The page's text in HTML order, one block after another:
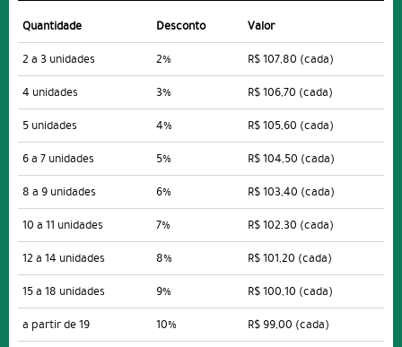
Quantidade Desconto
Valor
2 a 3 unidades
2% R$ 107,80 (cada)
4 unidades
3% R$ 106,70 (cada)
5 unidades
4% R$ 105,60 (cada)
6 a 7 unidades
5% R$ 104,50 (cada)
8 a 9 unidades
6% R$ 103,40 (cada)
10 a 11 unidades
7% R$ 102,30 (cada)
12 a 14 unidades
8% R$ 101,20 (cada)
15 a 18 unidades
9% R$ 100,10 (cada)
a partir de 19
10% R$ 99,00 (cada)